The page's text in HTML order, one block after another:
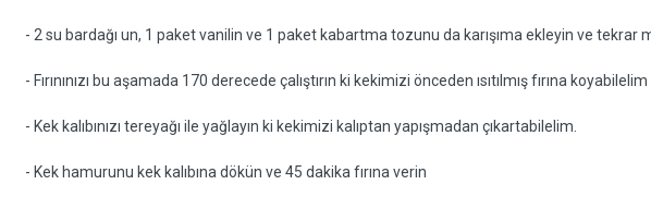
- 2 su bardağı un, 1 paket vanilin ve 1 paket kabartma tozunu da karışıma ekleyin ve tekrar
- Fırınınızı bu aşamada 170 derecede çalıştırın ki kekimizi önceden ısıtılmış fırına koyabilelim
- Kek kalıbınızı tereyağı ile yağlayın ki kekimizi kalıptan yapışmadan çıkartabilelim.
- Kek hamurunu kek kalıbına dökün ve 45 dakika fırına verin